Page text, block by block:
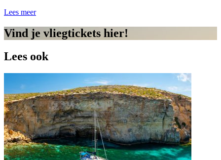
Lees meer
Vind je vliegtickets hier!
Lees ook